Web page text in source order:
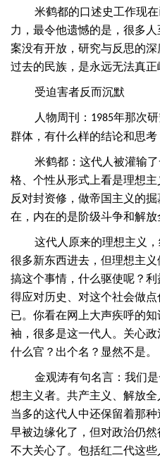
米鹤都的口述史工作现
力，最令他遗憾的是，很多
案没有开放，研究与反思的深
过去的民族，是永远无法真正
受迫害者反而沉默
人物周刊： 1985年那次
群体，有什么样的结论和思考
米鹤都：这代人被灌输
格、个性从形式上看是理想主
反对封资修，做帝国主义的
在，内在的是阶级斗争和解放
这代人原来的理想主义
很多新东西进去，但理想主
搞这个事情，什么驱使呢？
得应对历史、对这个社会做
已。你看在网上大声疾呼的
袖，很多是这一代人。关心
什么官？出个名？显然不是。
金观涛有句名言：我们
想主义者。共产主义、解放
当多的这代人中还保留着那
早被边缘化了，但对政治仍
不大关心了。包括红二代这